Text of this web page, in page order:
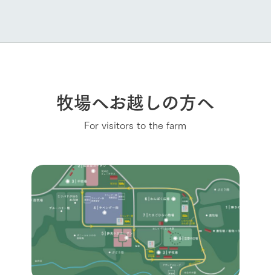
牧場へお越しの方へ
For visitors to the farm